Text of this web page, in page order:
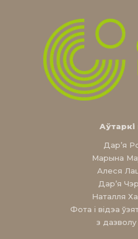
Аўтаркі
Дар’я
Марына
Алеся
Дар’я
Наталля
Фота і відэа
з дазволу